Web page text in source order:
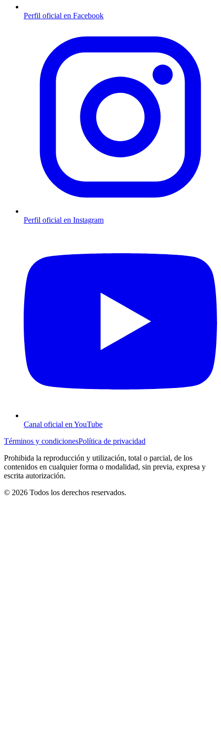
Perfil oficial en Facebook
Perfil oficial en Instagram
Canal oficial en YouTube
Términos y condicionesPolítica de privacidad
Prohibida la reproducción y utilización, total o parcial, de los
contenidos en cualquier forma o modalidad, sin previa, expresa y
escrita autorización.
© 2026 Todos los derechos reservados.